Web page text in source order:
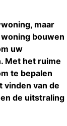
maar
bouwen
uw
Met het ruime
te bepalen
vinden van de
de uitstraling